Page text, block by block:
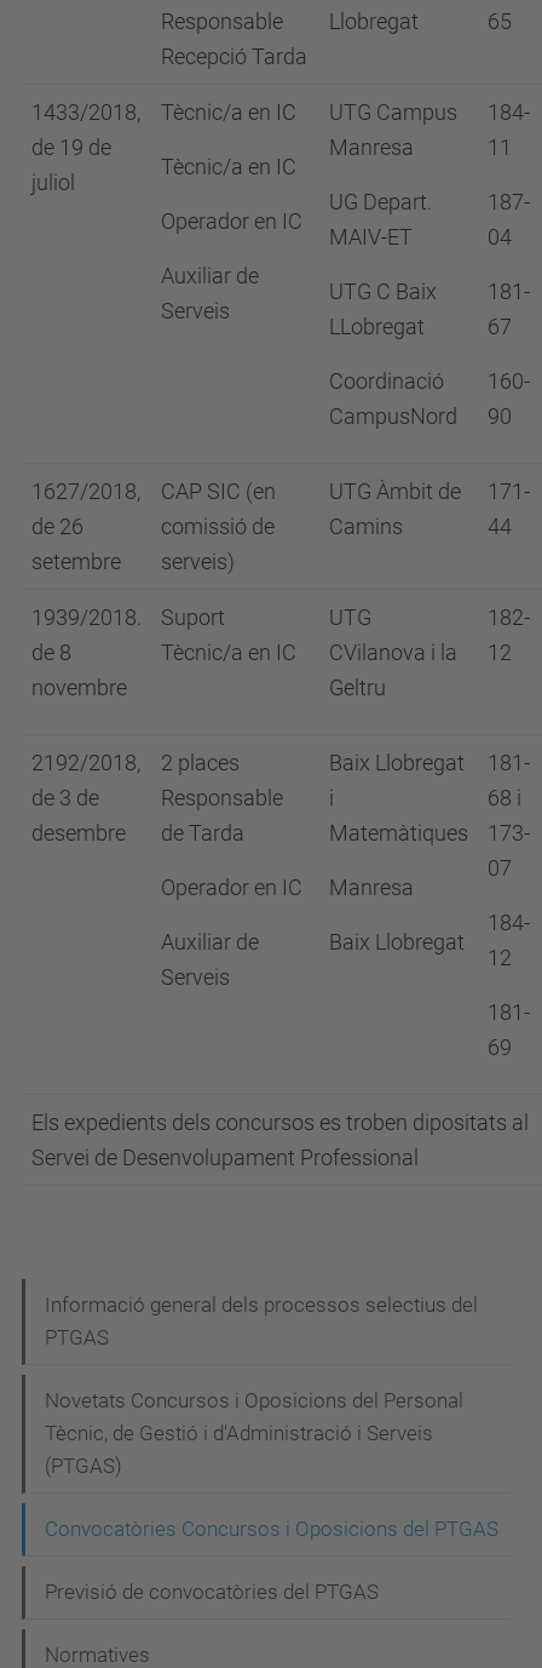
Els expedients dels concursos es troben dipositats al
Servei de Desenvolupament Professional
Responsable
Recepció Tarda
Llobregat
65
1433/2018,
de 19 de
juliol
Tècnic/a en IC
Tècnic/a en IC
Operador en IC
Auxiliar de
Serveis
UTG Campus
Manresa
UG Depart.
MAIV-ET
UTG C Baix
LLobregat
Coordinació
CampusNord
184-
11
187-
04
181-
67
160-
90
1627/2018,
de 26
setembre
CAP SIC (en
comissió de
serveis)
UTG Àmbit de
Camins
171-
44
1939/2018.
de 8
novembre
Suport
Tècnic/a en IC
UTG
CVilanova i la
Geltru
182-
12
2192/2018,
de 3 de
desembre
2 places
Responsable
de Tarda
Operador en IC
Auxiliar de
Serveis
Baix Llobregat
i
Matemàtiques
Manresa
Baix Llobregat
181-
68 i
173-
07
184-
12
181-
69
a
c
ó
Informació general dels processos selectius del
PTGAS
Novetats Concursos i Oposicions del Personal
Tècnic, de Gestió i d'Administració i Serveis
(PTGAS)
Convocatòries Concursos i Oposicions del PTGAS
Previsió de convocatòries del PTGAS
Normatives